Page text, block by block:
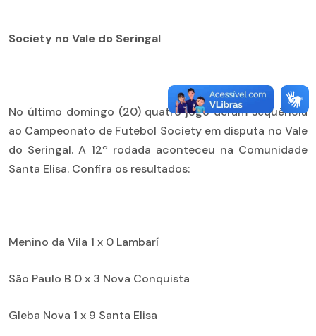
Society no Vale do Seringal
No último domingo (20) quatro jogo deram sequência
ao Campeonato de Futebol Society em disputa no Vale
do Seringal. A 12ª rodada aconteceu na Comunidade
Santa Elisa. Confira os resultados:
Menino da Vila 1 x 0 Lambarí
São Paulo B 0 x 3 Nova Conquista
Gleba Nova 1 x 9 Santa Elisa